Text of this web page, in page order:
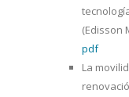
(Edisson
pdf
La